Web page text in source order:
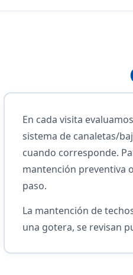
En cada visita
sistema de canaletas/
cuando corresponde.
mantención preventiva
paso.
La mantención de
una gotera, se revisan